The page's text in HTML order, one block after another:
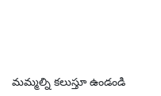
మమ్మల్ని కలుస్తూ ఉండండి